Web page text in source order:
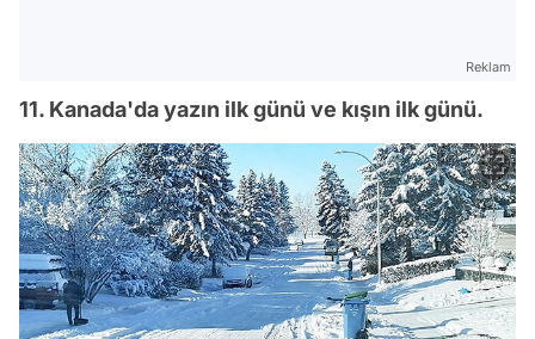
Reklam
11. Kanada'da yazın ilk günü ve kışın ilk günü.